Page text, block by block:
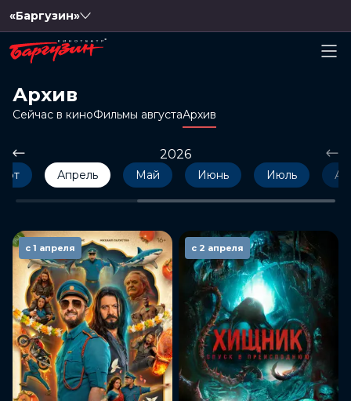
«Баргузин»
Архив
Сейчас в киноФильмы августаАрхив
2026
Апрель Май Июнь Июль
с 1 апреля с 2 апреля